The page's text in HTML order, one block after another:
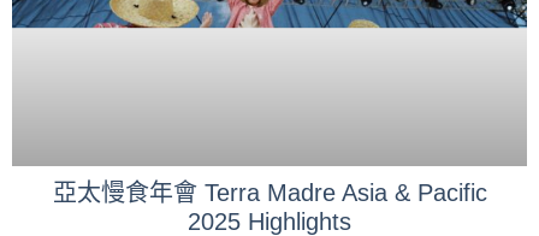
亞太慢食年會 Terra Madre Asia & Pacific
2025 Highlights